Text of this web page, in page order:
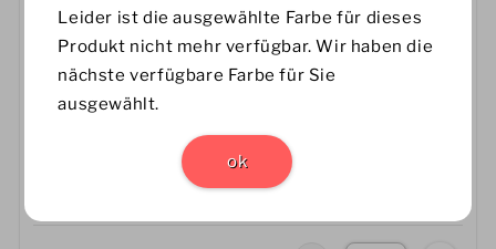
Leider ist die ausgewählte Farbe für dieses
Produkt nicht mehr verfügbar. Wir haben die
nächste verfügbare Farbe für Sie
ausgewählt.
ok